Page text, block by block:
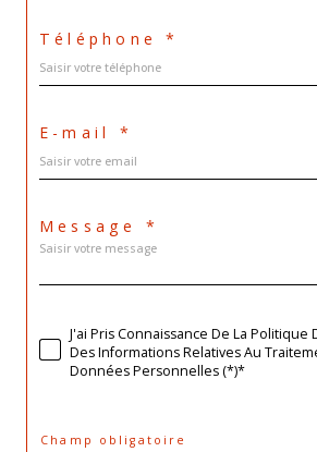
Téléphone *
E-mail *
Message *
J'ai Pris Connaissance De La
Des Informations Relatives Au
Données Personnelles (*)*
* Champ obligatoire